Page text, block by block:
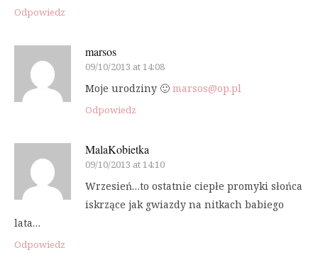
Odpowiedz
marsos
09/10/2013 at 14:08
Moje urodziny 🙂 marsos@op.pl
Odpowiedz
MalaKobietka
09/10/2013 at 14:10
Wrzesień…to ostatnie ciepłe promyki słońca
iskrzące jak gwiazdy na nitkach babiego
lata…
Odpowiedz